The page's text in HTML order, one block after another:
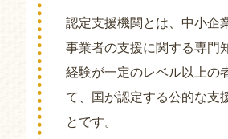
認定支援機関とは、中小企
事業者の支援に関する専門
経験が一定のレベル以上の
て、国が認定する公的な支
とです。